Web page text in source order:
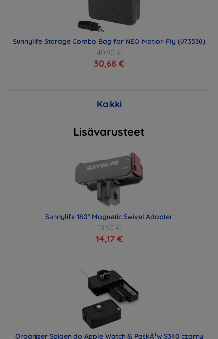
Sunnylife Storage Combo Bag for NEO Motion Fly (073530)
40,90 €
30,68 €
Kaikki
Lisävarusteet
Sunnylife 180° Magnetic Swivel Adapter
18,90 €
14,17 €
Organizer Spigen do Apple Watch & PaskÃ³w S340 czarny